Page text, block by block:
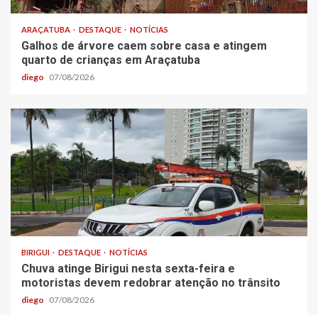
ARAÇATUBA DESTAQUE NOTÍCIAS
Galhos de árvore caem sobre casa e atingem
quarto de crianças em Araçatuba
diego 07/08/2026
BIRIGUI DESTAQUE NOTÍCIAS
Chuva atinge Birigui nesta sexta-feira e
motoristas devem redobrar atenção no trânsito
diego 07/08/2026